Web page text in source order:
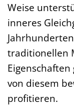
Weise
inneres
traditionellen
von diesem
profitieren.